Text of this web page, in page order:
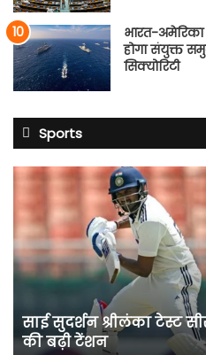
भारत-अमेरिका
होगा संयुक्त
सिक्योरिटी
Sports
साई
श्रीलंका
सीरीज
से
मैनेजमेंट
की
साई सुदर्शन श्रीलंका टेस्ट
की बढ़ी टेंशन